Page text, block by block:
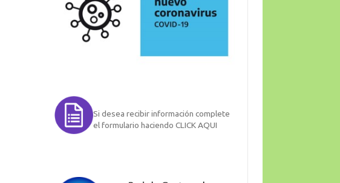
Si desea recibir información complete
el formulario haciendo CLICK AQUI